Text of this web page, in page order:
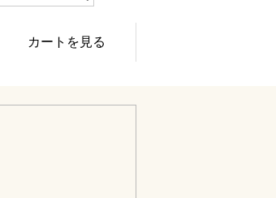
カートを見る